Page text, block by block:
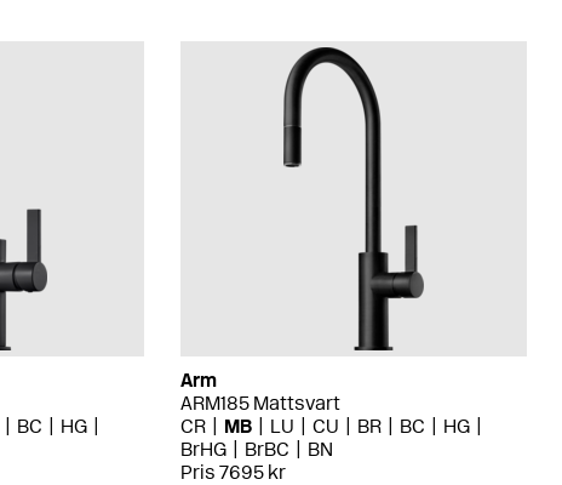
BC
HG
Arm
ARM185 Mattsvart
CR
MB LU CU BR BC
HG
BrHG
BrBC
BN
Pris 7695 kr